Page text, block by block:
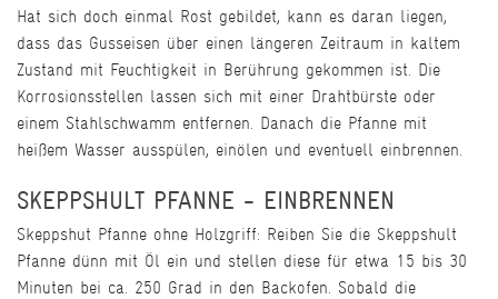
Hat sich doch einmal Rost gebildet, kann es daran liegen,
dass das Gusseisen über einen längeren Zeitraum in kaltem
Zustand mit Feuchtigkeit in Berührung gekommen ist. Die
Korrosionsstellen lassen sich mit einer Drahtbürste oder
einem Stahlschwamm entfernen. Danach die Pfanne mit
heißem Wasser ausspülen, einölen und eventuell einbrennen.
SKEPPSHULT PFANNE - EINBRENNEN
Skeppshut Pfanne ohne Holzgriff: Reiben Sie die Skeppshult
Pfanne dünn mit Öl ein und stellen diese für etwa 15 bis 30
Minuten bei ca. 250 Grad in den Backofen. Sobald die